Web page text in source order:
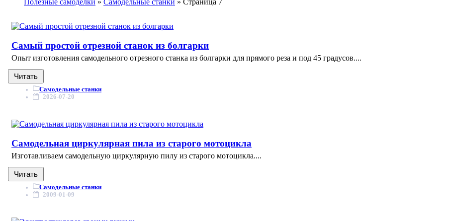
Полезные самоделки » Самодельные станки » Страница 7
Самый простой отрезной станок из болгарки
Опыт изготовления самодельного отрезного станка из болгарки для прямого реза и под 45 градусов....
Читать
Самодельные станки
2026-07-20
Самодельная циркулярная пила из старого мотоцикла
Изготавливаем самодельную циркулярную пилу из старого мотоцикла....
Читать
Самодельные станки
2009-01-09